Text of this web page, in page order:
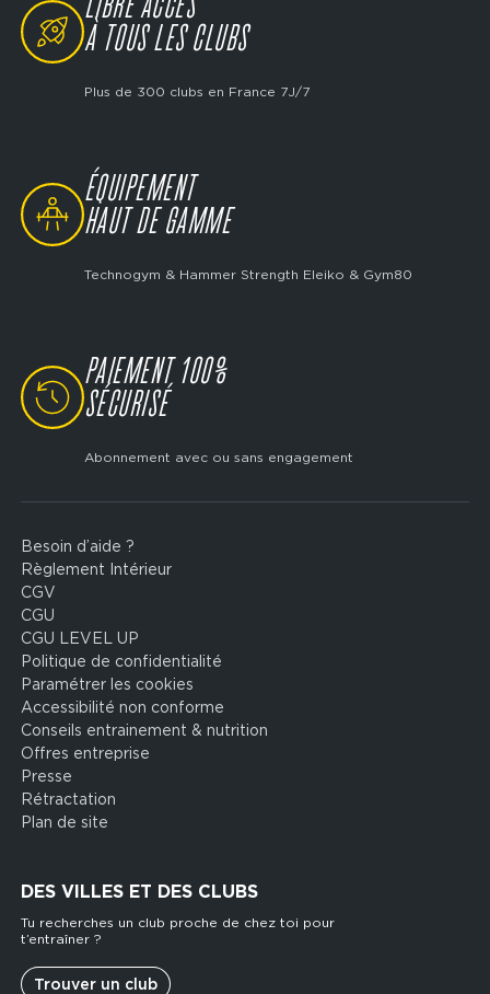
l'offre Jeunes.Découvre-les !
SVG
LIBRE ACCÈS
À TOUS LES CLUBS
Plus de 300 clubs en France 7J/7
SVG
ÉQUIPEMENT
HAUT DE GAMME
Technogym & Hammer Strength Eleiko & Gym80
SVG
PAIEMENT 100%
SÉCURISÉ
Abonnement avec ou sans engagement
Footer
legal
Besoin d’aide ?
Règlement Intérieur
CGV
CGU
CGU LEVEL UP
Politique de confidentialité
Paramétrer les cookies
Accessibilité non conforme
Conseils entrainement & nutrition
Offres entreprise
Presse
Rétractation
Plan de site
DES VILLES ET DES CLUBS
Tu recherches un club proche de chez toi pour
t’entraîner ?
Trouver un club